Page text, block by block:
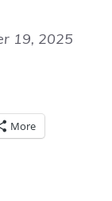
19, 2025
More